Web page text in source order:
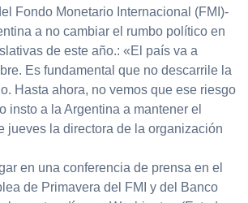
Fondo Monetario Internacional (FMI)-
a no cambiar el rumbo político en
de este año.: «El país va a
Es fundamental que no descarrile la
Hasta ahora, no vemos que ese riesgo
insto a la Argentina a mantener el
jueves la directora de la organización
en una conferencia de prensa en el
de Primavera del FMI y del Banco